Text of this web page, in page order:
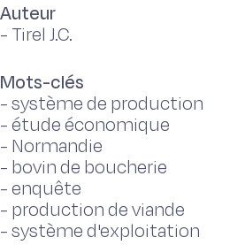
Auteur
- Tirel J.C.
Mots-clés
-système de production
-étude économique
- Normandie
- bovin de boucherie
-enquête
- production de viande
-système d'exploitation